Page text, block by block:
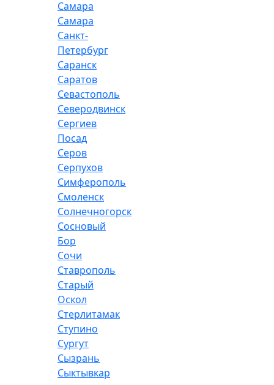
Самара
Самара
Санкт-
Петербург
Саранск
Саратов
Севастополь
Северодвинск
Сергиев
Посад
Серов
Серпухов
Симферополь
Смоленск
Солнечногорск
Сосновый
Бор
Сочи
Ставрополь
Старый
Оскол
Стерлитамак
Ступино
Сургут
Сызрань
Сыктывкар